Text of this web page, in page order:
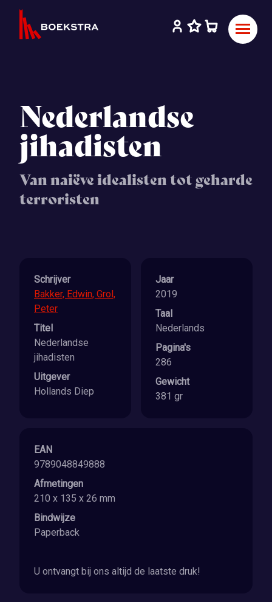
Nederlandse
jihadisten
Van naiëve idealisten tot geharde
terroristen
Schrijver
Bakker, Edwin, Grol,
Peter
Titel
Nederlandse
jihadisten
Uitgever
Hollands Diep
Jaar
2019
Taal
Nederlands
Pagina's
286
Gewicht
381 gr
EAN
9789048849888
Afmetingen
210 x 135 x 26 mm
Bindwijze
Paperback
U ontvangt bij ons altijd de laatste druk!